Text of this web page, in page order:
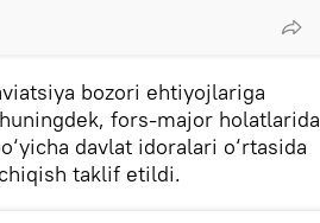
bozori ehtiyojlariga
fors-major holatlarida
davlat idoralari o‘rtasida
taklif etildi.